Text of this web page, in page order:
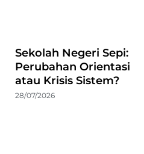
Sekolah Negeri Sepi:
Perubahan Orientasi
atau Krisis Sistem?
28/07/2026